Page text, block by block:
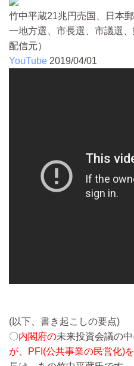
竹中平蔵21兆円売国、日本
一地方選、市長選、市議選、
配信元）
YouTube 2019/04/01
(以下、書き起こしの要点)
〇内閣府の未来投資会議の
が、PFI(公共事業の民営化)